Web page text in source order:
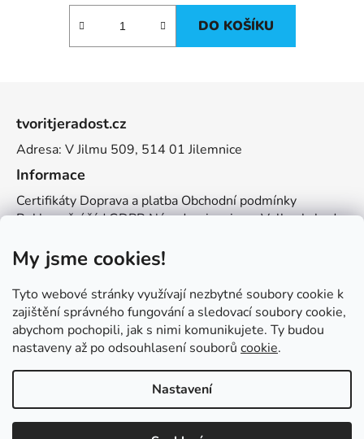
My jsme cookies!
Tyto webové stránky využívají nezbytné soubory cookie k
zajištění správného fungování a sledovací soubory cookie,
abychom pochopili, jak s nimi komunikujete. Ty budou
nastaveny až po odsouhlasení souborů cookie.
Nastavení
DO KOŠÍKU
tvoritjeradost.cz
Adresa: V Jilmu 509, 514 01 Jilemnice
Informace
Certifikáty Doprava a platba Obchodní podmínky
Reklamační řádGDPRNávody a inspiraceVelkoobchod
Kontakt
info@zemetvoreni.cz Míša:605 077 705
Adél:775 683 521
Zemětvoření
Vytvořil Shoptet